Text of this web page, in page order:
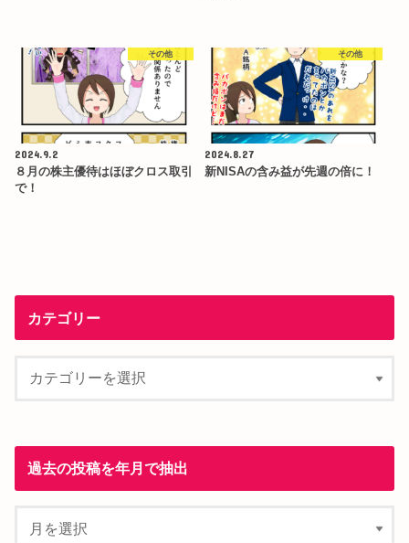
その他
2024.9.2
８月の株主優待はほぼクロス取引
で！
その他
2024.8.27
新NISAの含み益が先週の倍に！
カテゴリー
過去の投稿を年月で抽出